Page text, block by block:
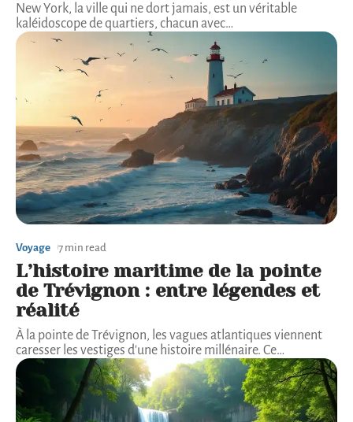
New York, la ville qui ne dort jamais, est un véritable
kaléidoscope de quartiers, chacun avec…
Voyage 7 min read
L’histoire maritime de la pointe
de Trévignon : entre légendes et
réalité
À la pointe de Trévignon, les vagues atlantiques viennent
caresser les vestiges d'une histoire millénaire. Ce…